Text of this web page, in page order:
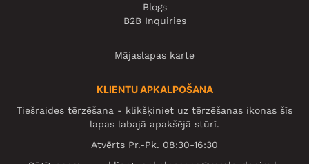
Blogs
B2B Inquiries
Mājaslapas karte
KLIENTU APKALPOŠANA
Tiešraides tērzēšana - klikšķiniet uz tērzēšanas ikonas šīs
lapas labajā apakšējā stūrī.
Atvērts Pr.-Pk. 08:30-16:30